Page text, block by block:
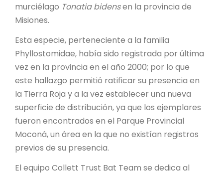
murciélago Tonatia bidensen la provincia de
Misiones.
Esta especie, perteneciente a la familia
Phyllostomidae, había sido registrada por última
vez en la provincia en el año 2000; por lo que
este hallazgo permitió ratificar su presencia en
la Tierra Roja y a la vez establecer una nueva
superficie de distribución, ya que los ejemplares
fueron encontrados en el Parque Provincial
Moconá, un área en la que no existían registros
previos de su presencia.
El equipo Collett Trust Bat Team se dedica al